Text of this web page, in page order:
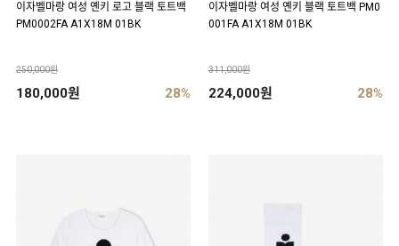
이자벨마랑 여성 옌키 로고 블랙 토트백
PM0002FA A1X18M 01BK
250,000원
180,000원 28%
이자벨마랑 여성 옌키 블랙 토트백 PM0
001FA A1X18M 01BK
311,000원
224,000원 28%